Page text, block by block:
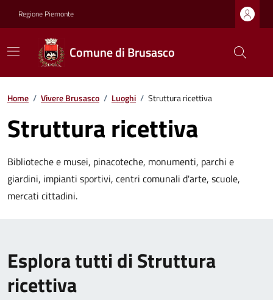
Regione Piemonte
Comune di Brusasco
Home / Vivere Brusasco / Luoghi / Struttura ricettiva
Struttura ricettiva
Biblioteche e musei, pinacoteche, monumenti, parchi e
giardini, impianti sportivi, centri comunali d'arte, scuole,
mercati cittadini.
Esplora tutti di Struttura
ricettiva